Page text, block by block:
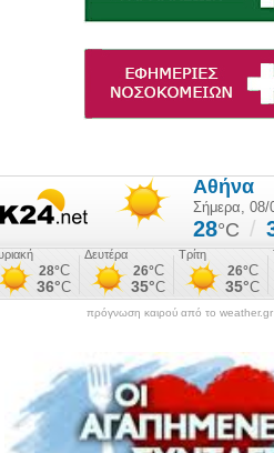
πρόγνωση καιρού από το weather.gr